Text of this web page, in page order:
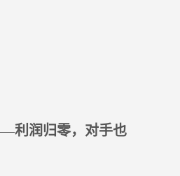
利润归零，对手也